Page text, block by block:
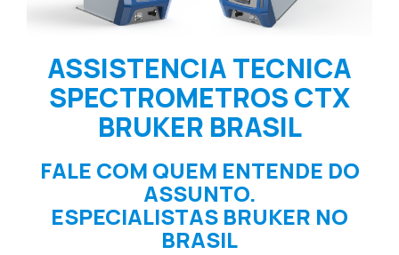
ASSISTENCIA TECNICA
SPECTROMETROS CTX
BRUKER BRASIL
FALE COM QUEM ENTENDE DO
ASSUNTO.
ESPECIALISTAS BRUKER NO
BRASIL